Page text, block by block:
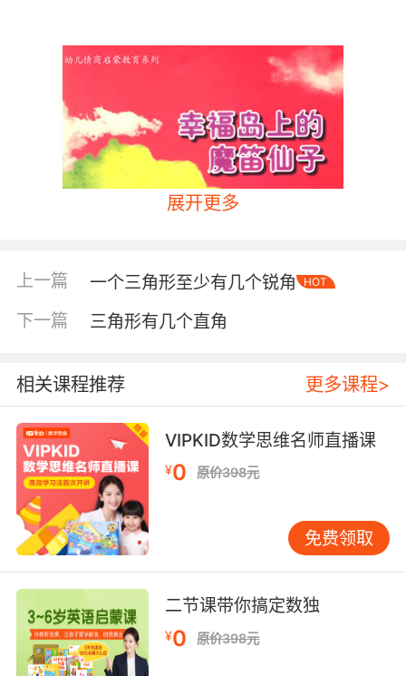
内容简介
里鸟语花香，开满了玫瑰花。清晨，花瓣上会挂
满露珠，像谁在花苞上撒了一大把细碎的宝石。
我有一支神奇的竖笛，只要我吹响笛子，那清亮
的笛声就会让人忘记烦恼、忧愁和一切不愉快的
展开更多
上一篇 一个三角形至少有几个锐角 HOT
下一篇 三角形有几个直角
相关课程推荐 更多课程>
VIPKID数学思维名师直播课
¥0 原价398元
免费领取
二节课带你搞定数独
¥0 原价398元